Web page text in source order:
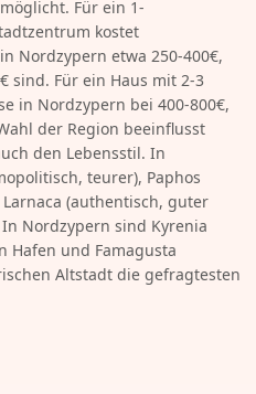
Für ein 1-
kostet
in Nordzypern etwa 250-400€,
sind. Für ein Haus mit 2-3
in Nordzypern bei 400-800€,
der Region beeinflusst
den Lebensstil. In
teurer), Paphos
(authentisch, guter
Nordzypern sind Kyrenia
Hafen und Famagusta
Altstadt die gefragtesten